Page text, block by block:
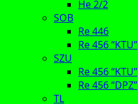
He 2/2
SOB
Re 446
Re 456 “KTU”
SZU
Re 456 “KTU”
Re 456 “DPZ”
TL